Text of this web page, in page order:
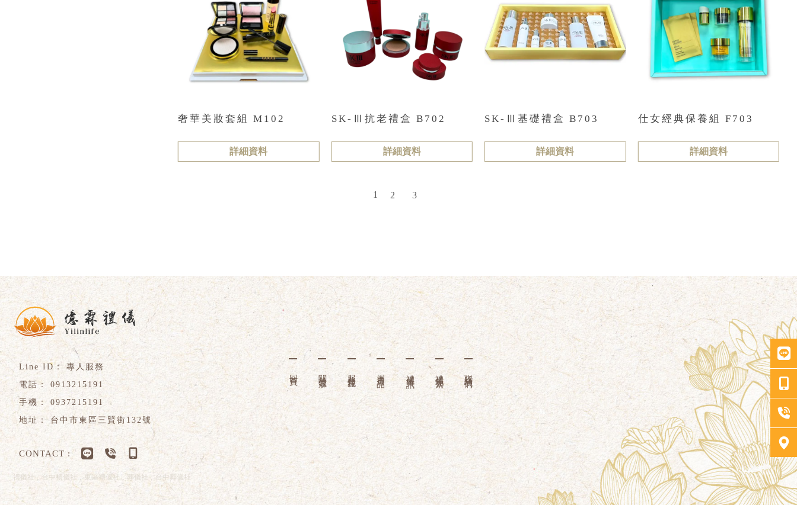
奢華美妝套組 M102
詳細資料
SK-Ⅲ抗老禮盒 B702
詳細資料
SK-Ⅲ基礎禮盒 B703
詳細資料
仕女經典保養組 F703
詳細資料
1 2 3
專人服務
0913215191
0937215191
台中市東區三賢街132號
關於億霖 周邊用品 禮儀資訊 禮儀花絮
禮儀社 台中禮儀社 東區禮儀社 葬儀社 台中葬儀社